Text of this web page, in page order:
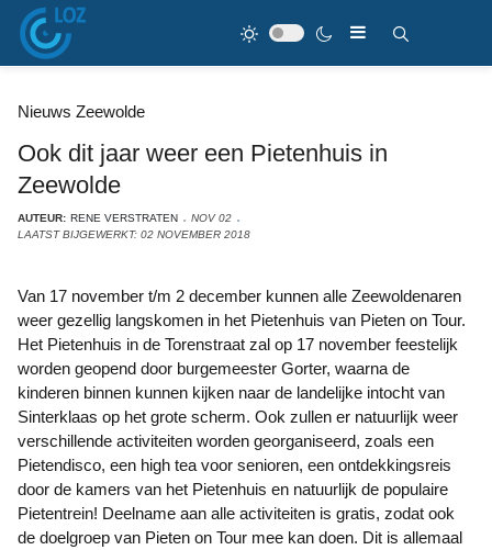
Nieuws Zeewolde
Ook dit jaar weer een Pietenhuis in
Zeewolde
AUTEUR: RENE VERSTRATEN
NOV 02
LAATST BIJGEWERKT: 02 NOVEMBER 2018
Van 17 november t/m 2 december kunnen alle Zeewoldenaren
weer gezellig langskomen in het Pietenhuis van Pieten on Tour.
Het Pietenhuis in de Torenstraat zal op 17 november feestelijk
worden geopend door burgemeester Gorter, waarna de
kinderen binnen kunnen kijken naar de landelijke intocht van
Sinterklaas op het grote scherm. Ook zullen er natuurlijk weer
verschillende activiteiten worden georganiseerd, zoals een
Pietendisco, een high tea voor senioren, een ontdekkingsreis
door de kamers van het Pietenhuis en natuurlijk de populaire
Pietentrein! Deelname aan alle activiteiten is gratis, zodat ook
de doelgroep van Pieten on Tour mee kan doen. Dit is allemaal